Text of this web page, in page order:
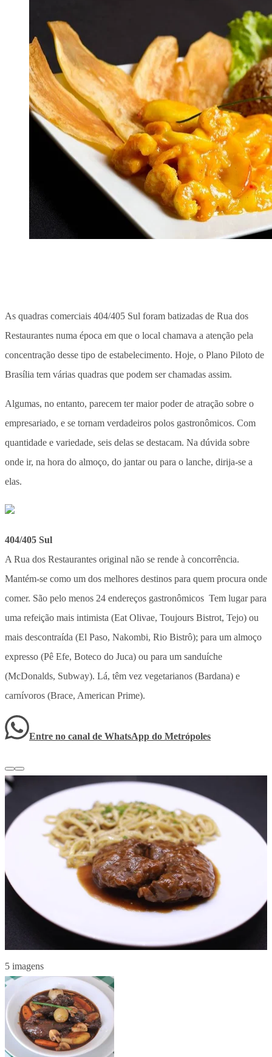
As quadras comerciais 404/405 Sul foram batizadas de Rua dos
Restaurantes numa época em que o local chamava a atenção pela
concentração desse tipo de estabelecimento. Hoje, o Plano Piloto de
Brasília tem várias quadras que podem ser chamadas assim.
Algumas, no entanto, parecem ter maior poder de atração sobre o
empresariado, e se tornam verdadeiros polos gastronômicos. Com
quantidade e variedade, seis delas se destacam. Na dúvida sobre
onde ir, na hora do almoço, do jantar ou para o lanche, dirija-se a
elas.
404/405 Sul
A Rua dos Restaurantes original não se rende à concorrência.
Mantém-se como um dos melhores destinos para quem procura onde
comer. São pelo menos 24 endereços gastronômicos Tem lugar para
uma refeição mais intimista (Eat Olivae, Toujours Bistrot, Tejo) ou
mais descontraída (El Paso, Nakombi, Rio Bistrô); para um almoço
expresso (Pê Efe, Boteco do Juca) ou para um sanduíche
(McDonalds, Subway). Lá, têm vez vegetarianos (Bardana) e
carnívoros (Brace, American Prime).
Entre no canal de WhatsApp do Metrópoles
5 imagens